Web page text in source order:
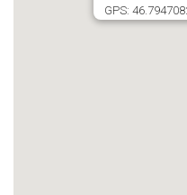
GPS: